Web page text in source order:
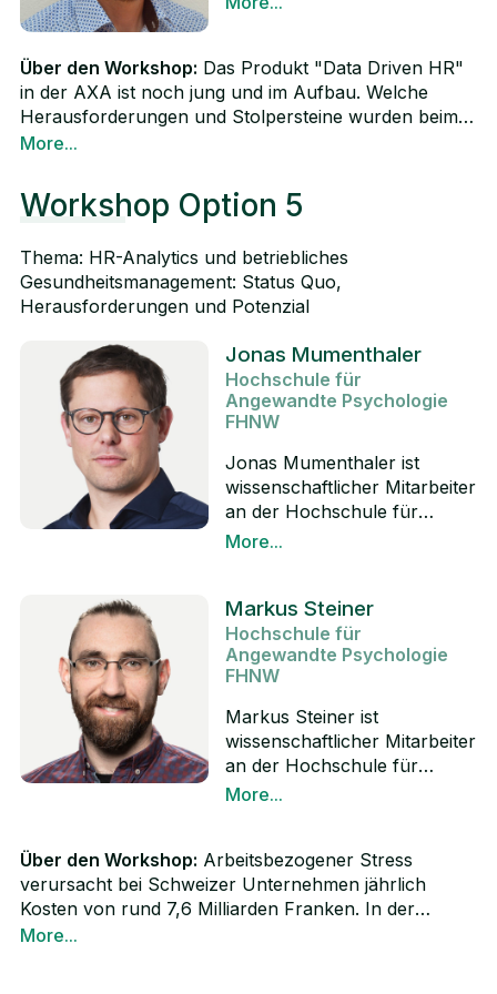
Switzerland.»
Wir freuen uns auf einen spannenden Austausch mit
Ihnen!
abzustützen und so einen
Mehrwert für das Business
und die Mitarbeitenden
Produkt datengetriebene,
automatisierte Prozesse
werden. Mark Näf hat nach
dem
Betriebswirtschaftsstudium
Unternehmensberatung in
unterschiedlichsten
Funktionen innerhalb der
zuletzt als Head
Compensation & Benefits für
die AXA Schweiz.
Über den Workshop: Das Produkt "Data Driven HR"
in der AXA ist noch jung und im Aufbau. Welche
Herausforderungen und Stolpersteine wurden beim
Aufbau angetroffen, wie konnten diese gemeistert
Workshop soll einen Einblick geben und Ideen
sammeln, um über möglichst wenige Steine zu
More...
Workshop Option 5
Thema: HR-Analytics und betriebliches
Gesundheitsmanagement: Status Quo,
Herausforderungen und Potenzial
Jonas Mumenthaler
Hochschule für
Angewandte Psychologie
FHNW
Jonas Mumenthaler ist
wissenschaftlicher Mitarbeiter
an der Hochschule für
Angewandte Psychologie
sind die
gesundheitsförderliche
Gestaltung agiler
(Team-)Arbeit, psychische
Gefährdungen im
Arbeitskontext sowie der
Einsatz von digitalen Tools im
Gesundheitsmanagement.
mehrere Jahre im Startup-
und Innovationsbereich
gearbeitet, bevor er
More...
Markus Steiner
Hochschule für
Angewandte Psychologie
FHNW
Markus Steiner ist
wissenschaftlicher Mitarbeiter
an der Hochschule für
Angewandte Psychologie
Vorhersage von
Gesundheitsvariablen und als
Berater im Bereich
More...
Über den Workshop: Arbeitsbezogener Stress
verursacht bei Schweizer Unternehmen jährlich
Kosten von rund 7,6 Milliarden Franken. In der
Gesunderhaltung von Mitarbeitenden besteht also
More...